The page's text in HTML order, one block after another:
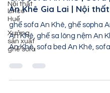
Nội thất
Linco
Huế
Xưởng
sản xuất
ghế sofa
Ghế sofa An Khê | Sofa
An Khê Gia Lai | Nội
ghế sofa An Khê, ghế sopha
An Khê, ghế sa lông nệm An